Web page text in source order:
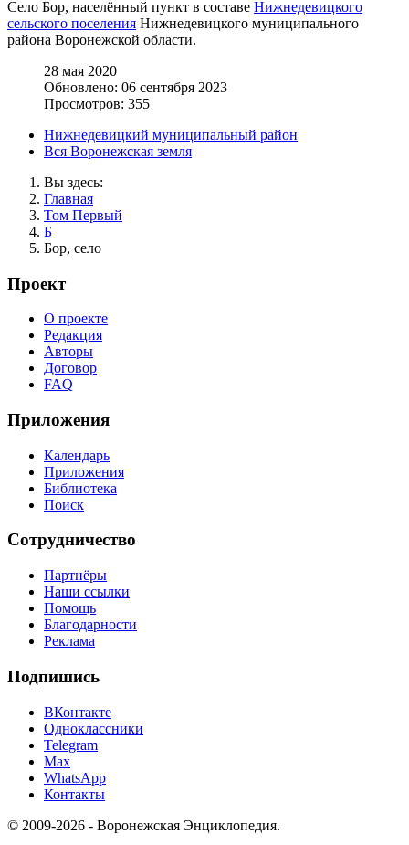
Село Бор, населённый пункт в составе Нижнедевицкого
сельского поселения Нижнедевицкого муниципального
района Воронежской области.
28 мая 2020
Обновлено: 06 сентября 2023
Просмотров: 355
Нижнедевицкий муниципальный район
Вся Воронежская земля
Вы здесь:
Главная
Том Первый
Б
Бор, село
Проект
О проекте
Редакция
Авторы
Договор
FAQ
Приложения
Календарь
Приложения
Библиотека
Поиск
Сотрудничество
Партнёры
Наши ссылки
Помощь
Благодарности
Реклама
Подпишись
ВКонтакте
Одноклассники
Telegram
Max
WhatsApp
Контакты
© 2009-2026 - Воронежская Энциклопедия.